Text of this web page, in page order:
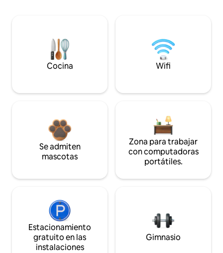
Cocina Wifi
Se admiten
mascotas
Zona para trabajar
con computadoras
portátiles.
Estacionamiento
gratuito en las
instalaciones
Gimnasio